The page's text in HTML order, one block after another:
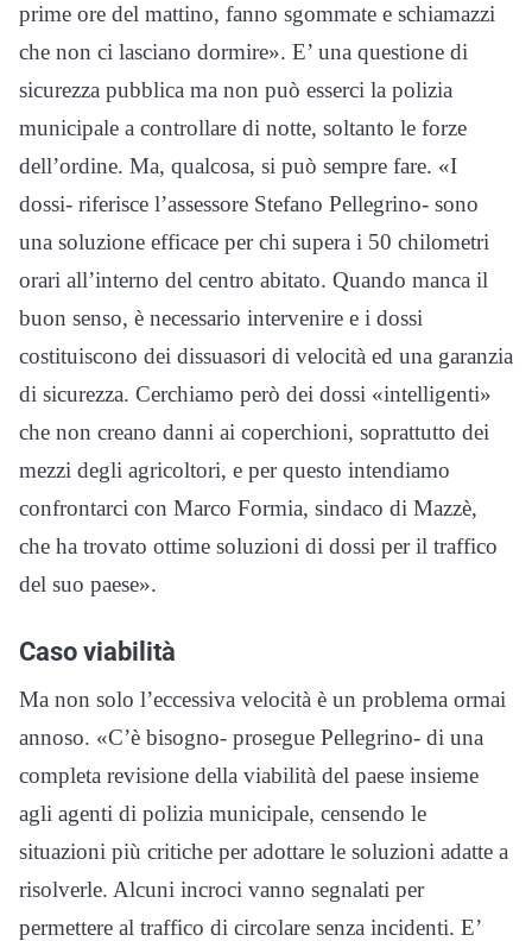
prime ore del mattino, fanno sgommate e schiamazzi
che non ci lasciano dormire». E’ una questione di
sicurezza pubblica ma non può esserci la polizia
municipale a controllare di notte, soltanto le forze
dell’ordine. Ma, qualcosa, si può sempre fare. «I
dossi- riferisce l’assessore Stefano Pellegrino- sono
una soluzione efficace per chi supera i 50 chilometri
orari all’interno del centro abitato. Quando manca il
buon senso, è necessario intervenire e i dossi
costituiscono dei dissuasori di velocità ed una garanzia
di sicurezza. Cerchiamo però dei dossi «intelligenti»
che non creano danni ai coperchioni, soprattutto dei
mezzi degli agricoltori, e per questo intendiamo
confrontarci con Marco Formia, sindaco di Mazzè,
che ha trovato ottime soluzioni di dossi per il traffico
del suo paese».
Caso viabilità
Ma non solo l’eccessiva velocità è un problema ormai
annoso. «C’è bisogno- prosegue Pellegrino- di una
completa revisione della viabilità del paese insieme
agli agenti di polizia municipale, censendo le
situazioni più critiche per adottare le soluzioni adatte a
risolverle. Alcuni incroci vanno segnalati per
permettere al traffico di circolare senza incidenti. E’